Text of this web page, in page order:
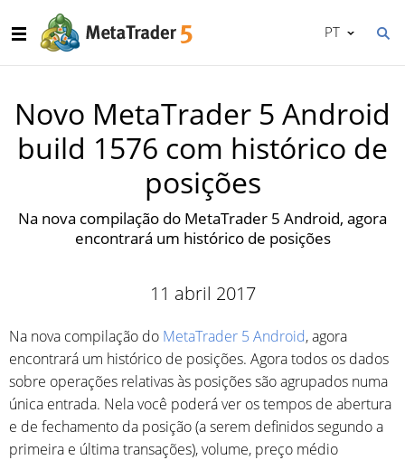
PT
Novo MetaTrader 5 Android
build 1576 com histórico de
posições
Na nova compilação do MetaTrader 5 Android, agora
encontrará um histórico de posições
11 abril 2017
Na nova compilação do MetaTrader 5 Android, agora
encontrará um histórico de posições. Agora todos os dados
sobre operações relativas às posições são agrupados numa
única entrada. Nela você poderá ver os tempos de abertura
e de fechamento da posição (a serem definidos segundo a
primeira e última transações), volume, preço médio